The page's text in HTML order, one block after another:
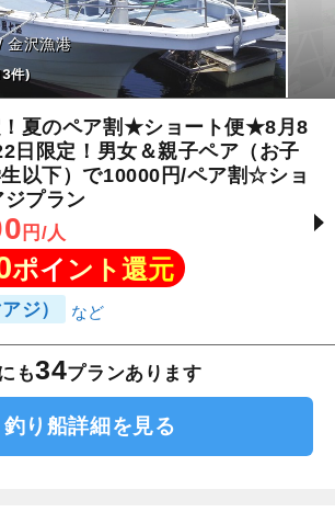
金沢漁港
件)
夏のペア割★ショート便★8月8
日限定！男女＆親子ペア（お子
以下）で10000円/ペア割☆ショ
プラン
円/人
ポイント還元
ジ）
も34プランあります
釣り船詳細を見る